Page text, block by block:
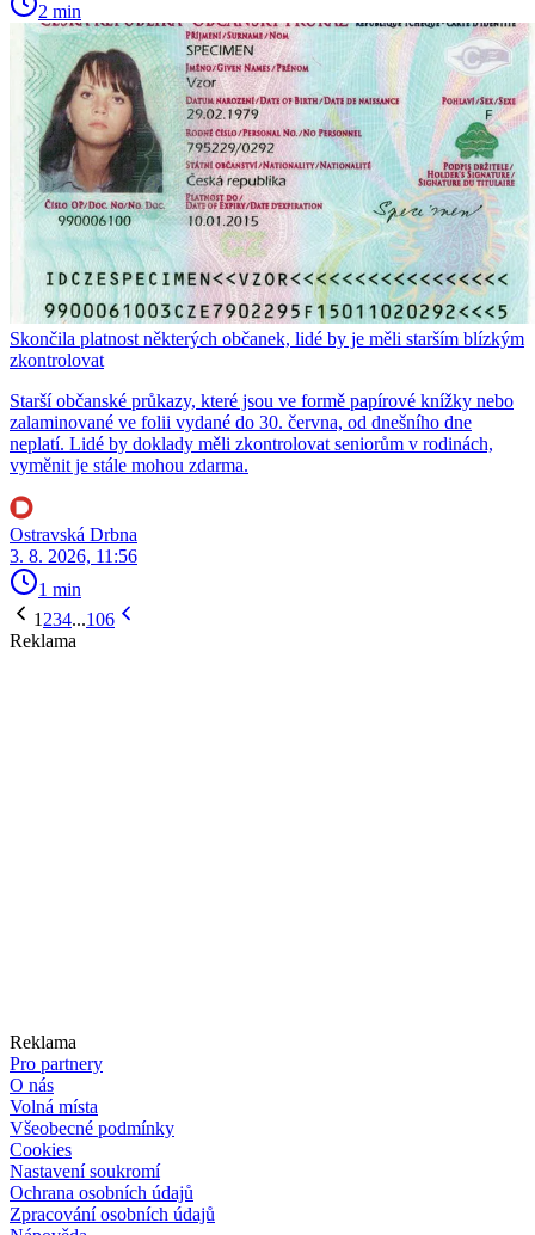
2 min
Skončila platnost některých občanek, lidé by je měli starším blízkým
zkontrolovat
Starší občanské průkazy, které jsou ve formě papírové knížky nebo
zalaminované ve folii vydané do 30. června, od dnešního dne
neplatí. Lidé by doklady měli zkontrolovat seniorům v rodinách,
vyměnit je stále mohou zdarma.
Ostravská Drbna
3. 8. 2026, 11:56
1 min
1 234...106
Reklama
Reklama
Pro partnery
O nás
Volná místa
Všeobecné podmínky
Cookies
Nastavení soukromí
Ochrana osobních údajů
Zpracování osobních údajů